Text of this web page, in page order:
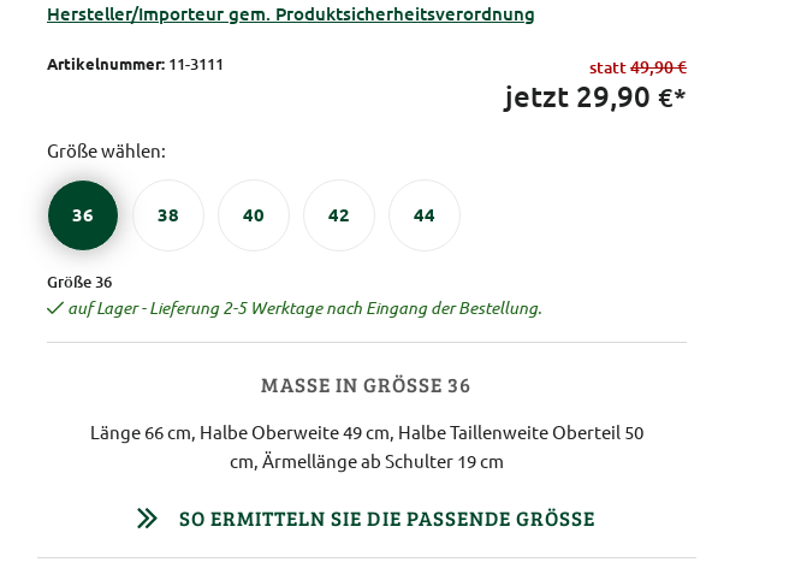
Hersteller/Importeur gem. Produktsicherheitsverordnung
Artikelnummer: 11-3111 statt49,90 €
jetzt 29,90 €*
Größe wählen:
36 38 40 42 44
Größe 36
auf Lager - Lieferung 2-5 Werktage nach Eingang der Bestellung.
MASSE IN GRÖSSE 36
Länge 66 cm, Halbe Oberweite 49 cm, Halbe Taillenweite Oberteil 50
cm, Ärmellänge ab Schulter 19 cm
SO ERMITTELN SIE DIE PASSENDE GRÖSSE